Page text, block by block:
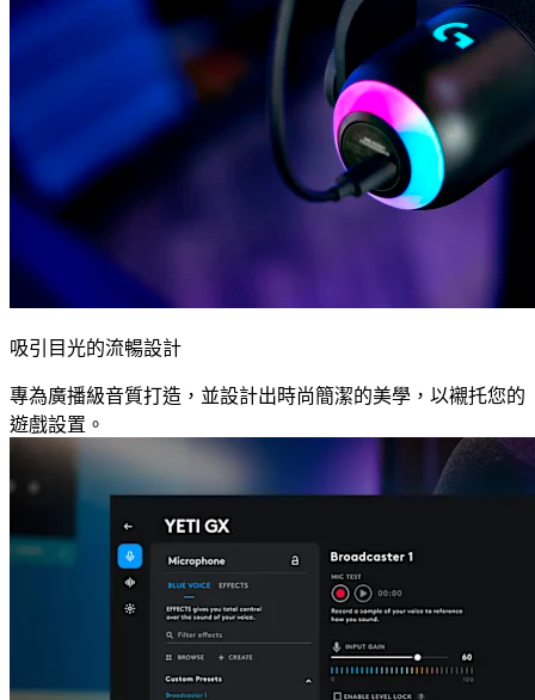
吸引目光的流暢設計
專為廣播級音質打造，並設計出時尚簡潔的美學，以襯托您的
遊戲設置。